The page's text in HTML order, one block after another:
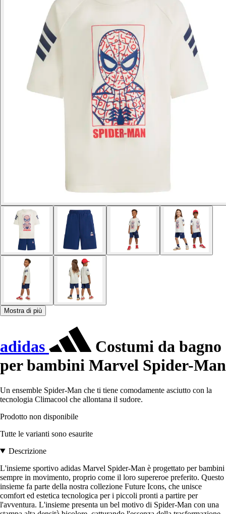
Mostra di più
adidas
Costumi da bagno
per bambini Marvel Spider-Man
Un ensemble Spider-Man che ti tiene comodamente asciutto con la
tecnologia Climacool che allontana il sudore.
Prodotto non disponibile
Tutte le varianti sono esaurite
Descrizione
L'insieme sportivo adidas Marvel Spider-Man è progettato per bambini
sempre in movimento, proprio come il loro supereroe preferito. Questo
insieme fa parte della nostra collezione Future Icons, che unisce
comfort ed estetica tecnologica per i piccoli pronti a partire per
l'avventura. L'insieme presenta un bel motivo di Spider-Man con una